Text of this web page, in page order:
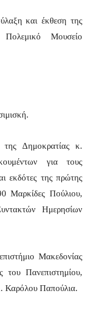
και έκθεση της
Μουσείο
Δημοκρατίας κ.
για τους
εκδότες της πρώτης
Μαρκίδες Πούλιου,
Ημερησίων
Μακεδονίας
του Πανεπιστημίου,
Καρόλου Παπούλια.